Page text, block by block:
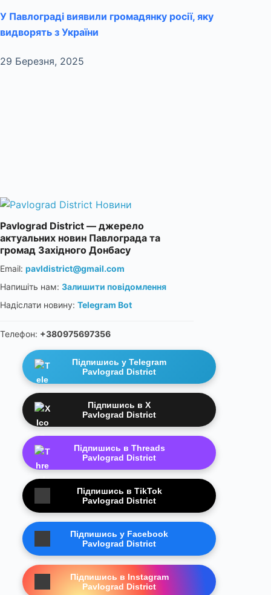
У Павлограді виявили громадянку росії, яку
видворять з України
29 Березня, 2025
Pavlograd District — джерело
актуальних новин Павлограда та
громад Західного Донбасу
Email: pavldistrict@gmail.com
Напишіть нам: Залишити повідомлення
Надіслати новину: Telegram Bot
Телефон: +380975697356
Підпишись у Telegram
Pavlograd District
Підпишись в X
Pavlograd District
Підпишись в Threads
Pavlograd District
Підпишись в TikTok
Pavlograd District
Підпишись у Facebook
Pavlograd District
Підпишись в Instagram
Pavlograd District